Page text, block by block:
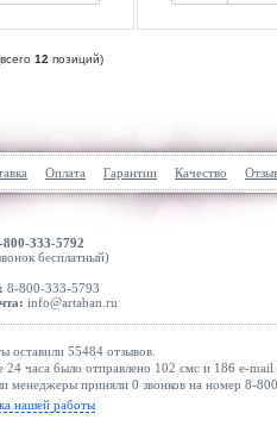
12 позиций)
Оплата Гарантии Качество
800-333-5792
бесплатный)
8-800-333-5793
info@artaban.ru
оставили 55484 отзывов.
24 часа было отправлено 102 смс и 186 e-mail
менеджеры приняли 0 звонков на номер 8-
нашей работы